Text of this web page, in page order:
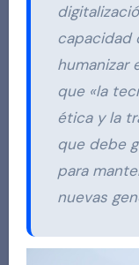
capacidad
humanizar
que «la
ética y la
que debe
para
nuevas